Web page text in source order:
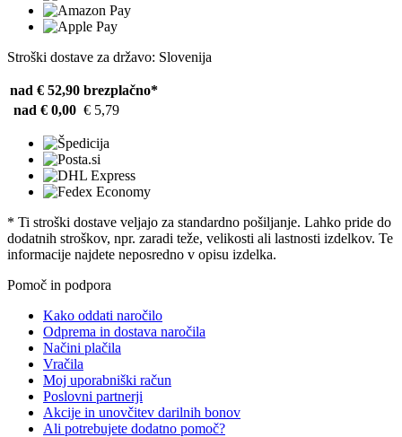
Stroški dostave za državo: Slovenija
nad € 52,90 brezplačno*
nad € 0,00 € 5,79
* Ti stroški dostave veljajo za standardno pošiljanje. Lahko pride do
dodatnih stroškov, npr. zaradi teže, velikosti ali lastnosti izdelkov. Te
informacije najdete neposredno v opisu izdelka.
Pomoč in podpora
Kako oddati naročilo
Odprema in dostava naročila
Načini plačila
Vračila
Moj uporabniški račun
Poslovni partnerji
Akcije in unovčitev darilnih bonov
Ali potrebujete dodatno pomoč?